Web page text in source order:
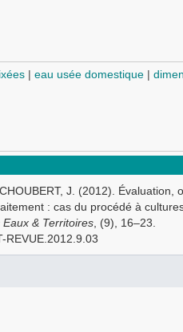
eau usée domestique
J. (2012). Évaluation,
: cas du procédé à
Eaux & Territoires, (9), 16–23.
REVUE.2012.9.03